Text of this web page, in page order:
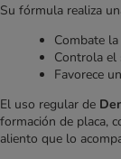
Su fórmula realiza
Combate
Controla el
Favorece
El uso regular de
formación de placa,
aliento que lo